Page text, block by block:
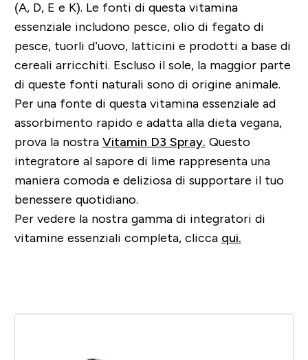
(A, D, E e K). Le fonti di questa vitamina
essenziale includono pesce, olio di fegato di
pesce, tuorli d’uovo, latticini e prodotti a base di
cereali arricchiti. Escluso il sole, la maggior parte
di queste fonti naturali sono di origine animale.
Per una fonte di questa vitamina essenziale ad
assorbimento rapido e adatta alla dieta vegana,
prova la nostra Vitamin D3 Spray. Questo
integratore al sapore di lime rappresenta una
maniera comoda e deliziosa di supportare il tuo
benessere quotidiano.
Per vedere la nostra gamma di integratori di
vitamine essenziali completa, clicca qui.